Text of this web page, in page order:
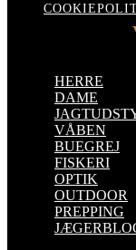
HERRE
DAME
VÅBEN
BUEGREJ
FISKERI
OPTIK
OUTDOOR
PREPPING